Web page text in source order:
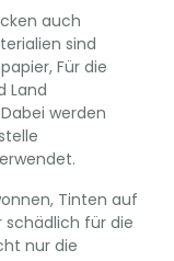
auch
sind
Für die
Land
Dabei werden
Tinten auf
schädlich für die
nur die